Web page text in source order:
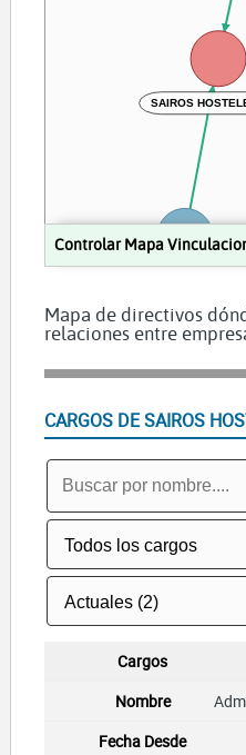
Controlar Mapa
SAIROS
Mapa de directivos
relaciones entre
CARGOS DE SAIROS